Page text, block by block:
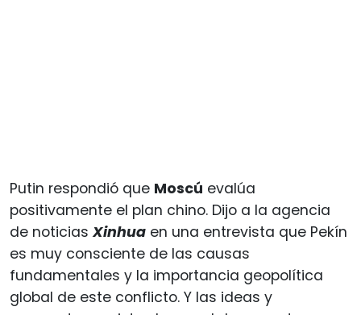
Putin respondió que Moscú evalúa
positivamente el plan chino. Dijo a la agencia
de noticias Xinhua en una entrevista que Pekín
es muy consciente de las causas
fundamentales y la importancia geopolítica
global de este conflicto. Y las ideas y